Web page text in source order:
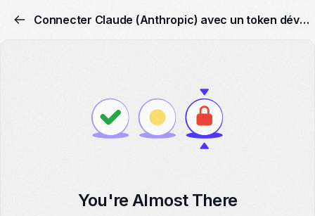
Connecter Claude (Anthropic) avec un token développeur
You're Almost There